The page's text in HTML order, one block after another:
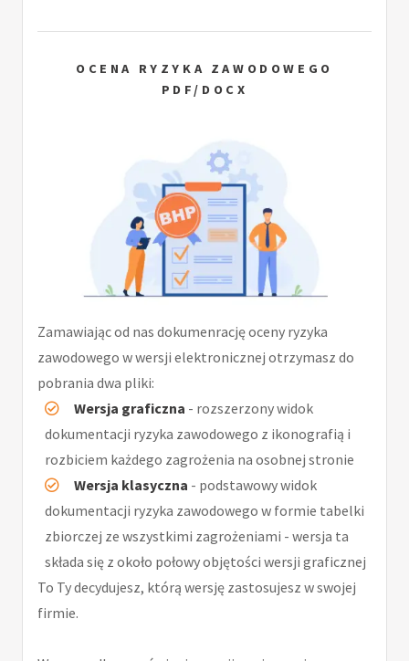
OCENA RYZYKA ZAWODOWEGO
PDF/DOCX
Zamawiając od nas dokumenrację oceny ryzyka
zawodowego w wersji elektronicznej otrzymasz do
pobrania dwa pliki:
Wersja graficzna - rozszerzony widok
dokumentacji ryzyka zawodowego z ikonografią i
rozbiciem każdego zagrożenia na osobnej stronie
Wersja klasyczna - podstawowy widok
dokumentacji ryzyka zawodowego w formie tabelki
zbiorczej ze wszystkimi zagrożeniami - wersja ta
składa się z około połowy objętości wersji graficznej
To Ty decydujesz, którą wersję zastosujesz w swojej
firmie.